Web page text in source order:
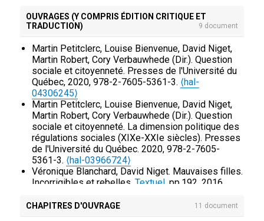
« irrégulière »], 15, p.15-183, 2013, 978-2-7535-
2896-3.⟨hal-02999828⟩
L'irrégulière – Revue d'histoire de l'enfance
[Anciennement : Revue d’histoire de l’enfance
« irrégulière »], 14, p. 29-222, 2012, 978-2-7535-
2194-0. ⟨hal-02999824⟩
OUVRAGES (Y COMPRIS ÉDITION CRITIQUE ET
TRADUCTION)
9 document
Martin Petitclerc, Louise Bienvenue, David Niget,
Martin Robert, Cory Verbauwhede (Dir.). Question
sociale et citoyenneté. Presses de l'Université du
Québec, 2020, 978-2-7605-5361-3. ⟨hal-
04306245⟩
Martin Petitclerc, Louise Bienvenue, David Niget,
Martin Robert, Cory Verbauwhede (Dir.). Question
sociale et citoyenneté. La dimension politique des
régulations sociales (XIXe-XXIe siècles). Presses
de l'Université du Québec. 2020, 978-2-7605-
5361-3. ⟨hal-03966724⟩
Véronique Blanchard, David Niget. Mauvaises filles.
Incorrigibles et rebelles.Textuel , pp.192, 2016,
Yves Denéchère, David Niget (Dir.). Droits des
CHAPITRES D'OUVRAGE 11 document